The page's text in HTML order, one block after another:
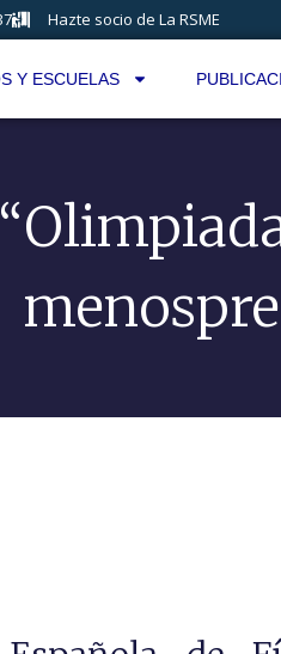
Hazte socio de La RSME
Y ESCUELAS